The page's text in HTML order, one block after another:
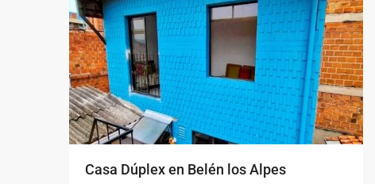
Casa Dúplex en Belén los Alpes